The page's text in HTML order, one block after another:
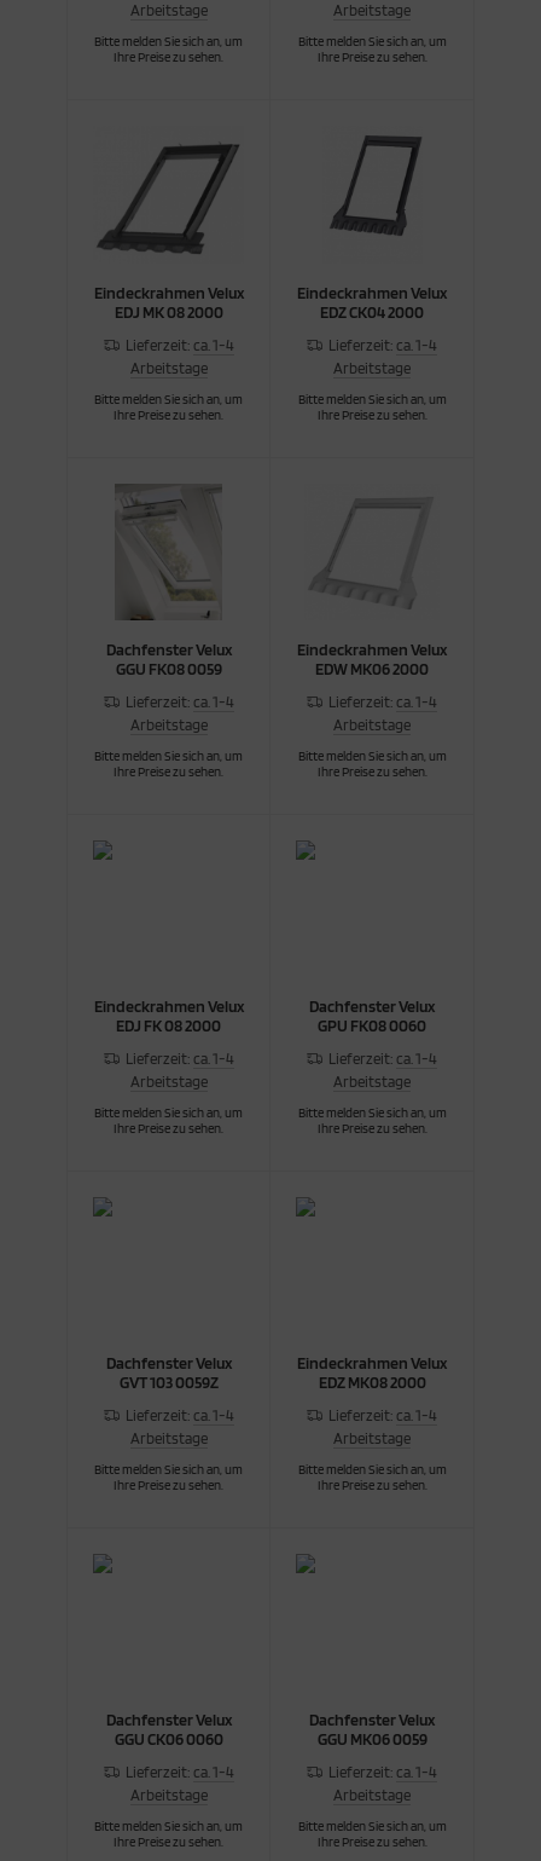
Arbeitstage
Bitte melden Sie sich an, um
Ihre Preise zu sehen.
Arbeitstage
Bitte melden Sie sich an, um
Ihre Preise zu sehen.
Eindeckrahmen Velux
EDJ MK 08 2000
Lieferzeit: ca. 1-4
Arbeitstage
Bitte melden Sie sich an, um
Ihre Preise zu sehen.
Eindeckrahmen Velux
EDZ CK04 2000
Lieferzeit: ca. 1-4
Arbeitstage
Bitte melden Sie sich an, um
Ihre Preise zu sehen.
Dachfenster Velux
GGU FK08 0059
Lieferzeit: ca. 1-4
Arbeitstage
Bitte melden Sie sich an, um
Ihre Preise zu sehen.
Eindeckrahmen Velux
EDW MK06 2000
Lieferzeit: ca. 1-4
Arbeitstage
Bitte melden Sie sich an, um
Ihre Preise zu sehen.
Eindeckrahmen Velux
EDJ FK 08 2000
Lieferzeit: ca. 1-4
Arbeitstage
Bitte melden Sie sich an, um
Ihre Preise zu sehen.
Dachfenster Velux
GPU FK08 0060
Lieferzeit: ca. 1-4
Arbeitstage
Bitte melden Sie sich an, um
Ihre Preise zu sehen.
Dachfenster Velux
GVT 103 0059Z
Lieferzeit: ca. 1-4
Arbeitstage
Bitte melden Sie sich an, um
Ihre Preise zu sehen.
Eindeckrahmen Velux
EDZ MK08 2000
Lieferzeit: ca. 1-4
Arbeitstage
Bitte melden Sie sich an, um
Ihre Preise zu sehen.
Dachfenster Velux
GGU CK06 0060
Lieferzeit: ca. 1-4
Arbeitstage
Bitte melden Sie sich an, um
Ihre Preise zu sehen.
Dachfenster Velux
GGU MK06 0059
Lieferzeit: ca. 1-4
Arbeitstage
Bitte melden Sie sich an, um
Ihre Preise zu sehen.